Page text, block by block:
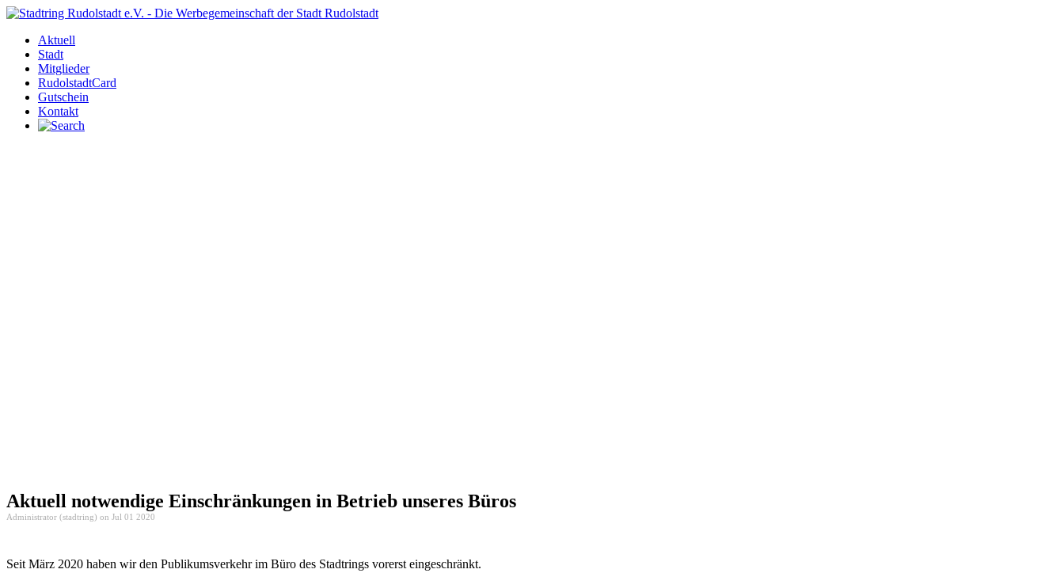
Aktuell
Stadt
Mitglieder
RudolstadtCard
Gutschein
Kontakt
Aktuell notwendige Einschränkungen in Betrieb unseres Büros
Administrator (stadtring) on Jul 01 2020
Seit März 2020 haben wir den Publikumsverkehr im Büro des Stadtrings vorerst eingeschränkt.